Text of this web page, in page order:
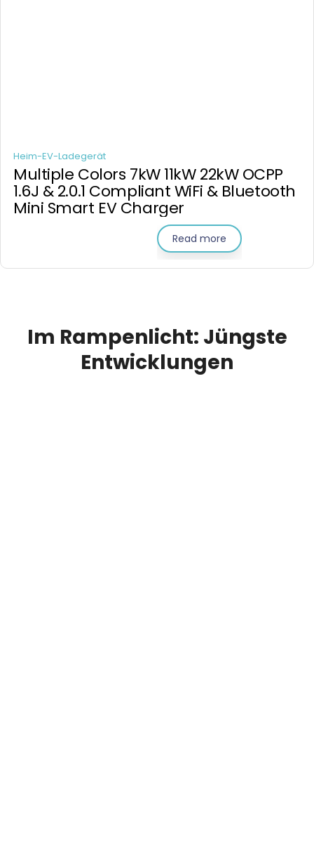
Heim-EV-Ladegerät
Multiple Colors 7kW 11kW 22kW OCPP
1.6J & 2.0.1 Compliant WiFi & Bluetooth
Mini Smart EV Charger
Read more
Im Rampenlicht: Jüngste
Entwicklungen